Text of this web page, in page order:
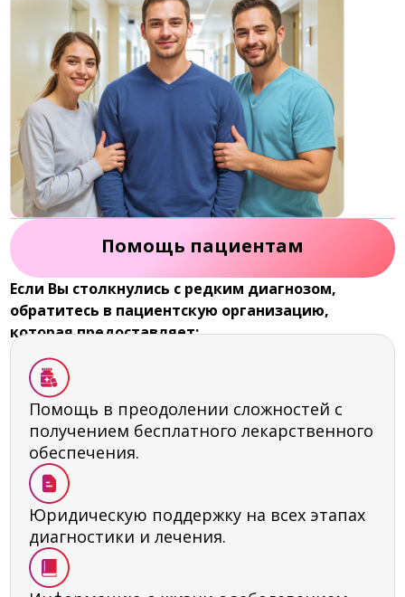
Помощь пациентам
Если Вы столкнулись с редким диагнозом,
обратитесь в пациентскую организацию,
которая предоставляет:
Помощь в преодолении сложностей с
получением бесплатного лекарственного
обеспечения.
Юридическую поддержку на всех этапах
диагностики и лечения.